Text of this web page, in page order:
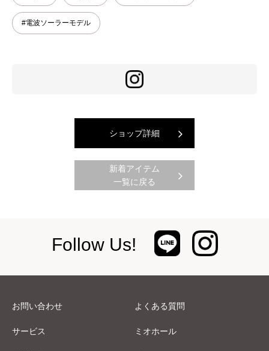
#電波ソーラーモデル
ショップ詳細
新着アイテム
一覧に戻る
Follow Us!
お問い合わせ よくある質問
サービス ミオホール